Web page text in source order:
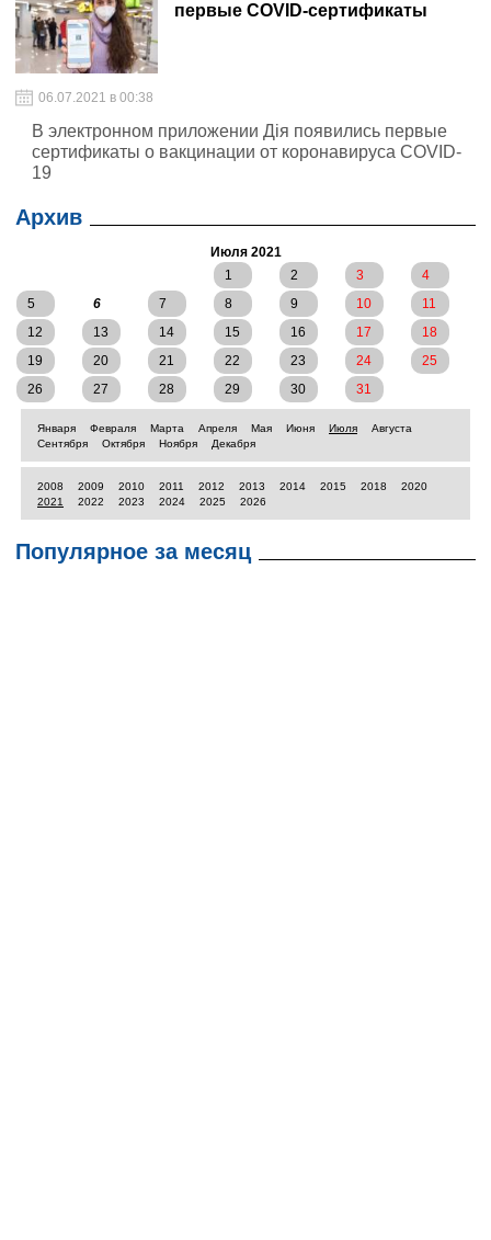
первые COVID-сертификаты
06.07.2021 в 00:38
В электронном приложении Дія появились первые
сертификаты о вакцинации от коронавируса COVID-
19
Архив
Июля 2021
1
2 3
4
5
6 7 8 9 10
11
12
13 14 15 16 17
18
19
20 21 22 23 24
25
26
27 28 29 30 31
Января Февраля Марта Апреля Мая Июня Июля
Августа
Сентября
Октября Ноября Декабря
2008 2009 2010 2011 2012 2013 2014 2015 2018
2020
2021
2022 2023 2024 2025 2026
Популярное за месяц